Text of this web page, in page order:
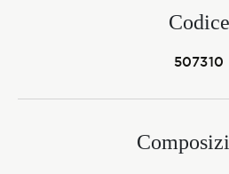
Codice
507310
NOVITÀ